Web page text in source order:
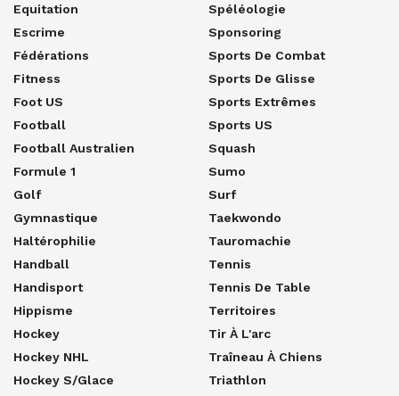
Equitation
Escrime
Fédérations
Fitness
Foot US
Football
Football Australien
Formule 1
Golf
Gymnastique
Haltérophilie
Handball
Handisport
Hippisme
Hockey
Hockey NHL
Hockey S/glace
Spéléologie
Sponsoring
Sports De Combat
Sports De Glisse
Sports Extrêmes
Sports US
Squash
Sumo
Surf
Taekwondo
Tauromachie
Tennis
Tennis De Table
Territoires
Tir À L'arc
Traîneau À Chiens
Triathlon